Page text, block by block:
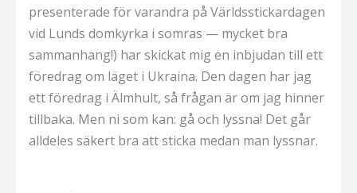
presenterade för varandra på Världsstickardagen
vid Lunds domkyrka i somras — mycket bra
sammanhang!) har skickat mig en inbjudan till ett
föredrag om läget i Ukraina. Den dagen har jag
ett föredrag i Älmhult, så frågan är om jag hinner
tillbaka. Men ni som kan: gå och lyssna! Det går
alldeles säkert bra att sticka medan man lyssnar.